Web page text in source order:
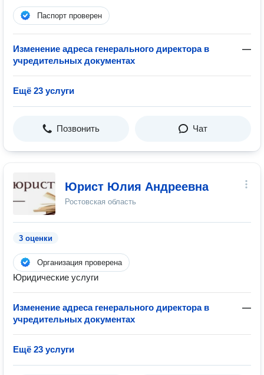
Паспорт проверен
Изменение адреса генерального директора в
учредительных документах
—
Ещё 23 услуги
Позвонить Чат
Юрист Юлия Андреевна
Ростовская область
3 оценки
Организация проверена
Юридические услуги
Изменение адреса генерального директора в
учредительных документах
—
Ещё 23 услуги